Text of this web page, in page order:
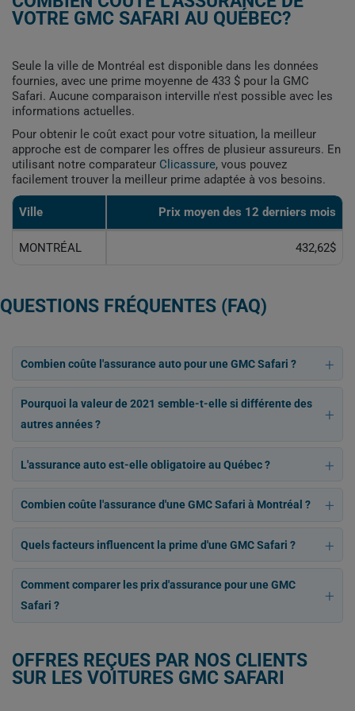
VOTRE GMC SAFARI AU QUÉBEC?
Seule la ville de Montréal est disponible dans les données
fournies, avec une prime moyenne de 433 $ pour la GMC
Safari. Aucune comparaison interville n'est possible avec les
informations actuelles.
Pour obtenir le coût exact pour votre situation, la meilleur
approche est de comparer les offres de plusieur assureurs. En
utilisant notre comparateur Clicassure, vous pouvez
facilement trouver la meilleur prime adaptée à vos besoins.
Ville Prix ​​moyen des 12 derniers mois
MONTRÉAL 432,62$
QUESTIONS FRÉQUENTES (FAQ)
Combien coûte l'assurance auto pour une GMC Safari ?
Pourquoi la valeur de 2021 semble-t-elle si différente des
autres années ?
L'assurance auto est-elle obligatoire au Québec ?
Combien coûte l'assurance d'une GMC Safari à Montréal ?
Quels facteurs influencent la prime d'une GMC Safari ?
Comment comparer les prix d'assurance pour une GMC
Safari ?
OFFRES REÇUES PAR NOS CLIENTS
SUR LES VOITURES GMC SAFARI